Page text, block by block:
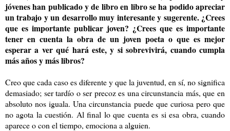
jóvenes han publicado y de libro en libro se ha podido apreciar
un trabajo y un desarrollo muy interesante y sugerente. ¿Crees
que es importante publicar joven? ¿Crees que es importante
tener en cuenta la obra de un joven poeta o que es mejor
esperar a ver qué hará este, y si sobrevivirá, cuando cumpla
más años y más libros?
Creo que cada caso es diferente y que la juventud, en sí, no significa
demasiado; ser tardío o ser precoz es una circunstancia más, que en
absoluto nos iguala. Una circunstancia puede que curiosa pero que
no agota la cuestión. Al final lo que cuenta es si esa obra, cuando
aparece o con el tiempo, emociona a alguien.